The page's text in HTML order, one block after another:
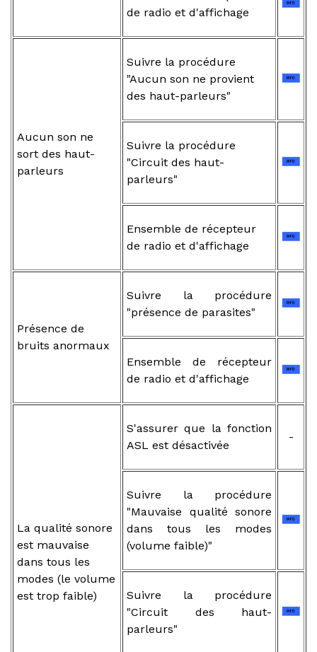
de radio et d'affichage
Aucun son ne
sort des haut-
parleurs
Suivre la procédure
"Aucun son ne provient
des haut-parleurs"
Suivre la procédure
"Circuit des haut-
parleurs"
Ensemble de récepteur
de radio et d'affichage
Présence de
bruits anormaux
Suivre la procédure
"présence de parasites"
Ensemble de récepteur
de radio et d'affichage
La qualité sonore
est mauvaise
dans tous les
modes (le volume
est trop faible)
S'assurer que la fonction
ASL est désactivée
-
Suivre la procédure
"Mauvaise qualité sonore
dans tous les modes
(volume faible)"
Suivre la procédure
"Circuit des haut-
parleurs"